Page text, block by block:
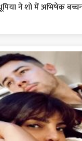
ने शो में अभिषेक